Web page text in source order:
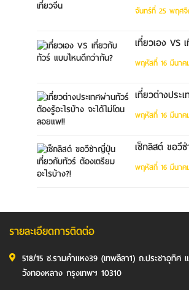
จันทร์ที่ 25 พฤศจิ
เที่ยวเอง VS
พฤหัสที่ 16 มีนาค
เที่ยวต่างประ
พฤหัสที่ 16 มีนาค
เช็กลิสต์ ขอวี
พฤหัสที่ 16 มีนาค
รายละเอียดการติดต่อ
518/15 ซ.รามคำแหง39 (เทพลีลา1) ถ.ประชาอุทิศ
วังทองหลาง กรุงเทพฯ 10310